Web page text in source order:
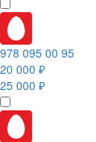
978 095 00 95
20 000 ₽
25 000 ₽